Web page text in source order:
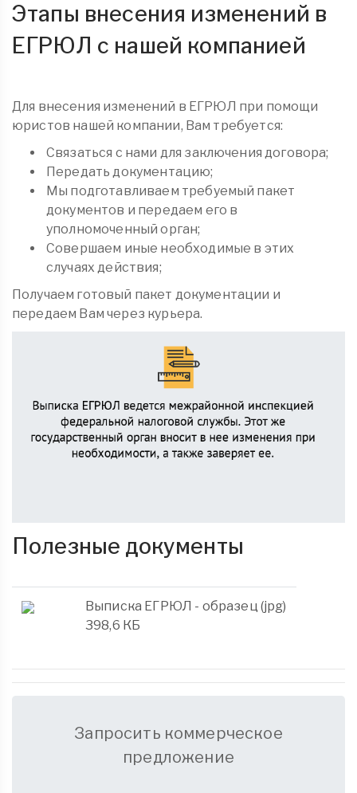
Этапы внесения изменений в
ЕГРЮЛ с нашей компанией
Для внесения изменений в ЕГРЮЛ при помощи
юристов нашей компании, Вам требуется:
Связаться с нами для заключения договора;
Передать документацию;
Мы подготавливаем требуемый пакет
документов и передаем его в
уполномоченный орган;
Совершаем иные необходимые в этих
случаях действия;
Получаем готовый пакет документации и
передаем Вам через курьера.
Полезные документы
Выписка ЕГРЮЛ - образец (jpg)
398,6 КБ
Запросить коммерческое
предложение